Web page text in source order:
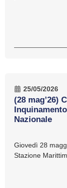
25/05/2026
(28 mag’26)
Nazionale
Giovedì 28
Stazione